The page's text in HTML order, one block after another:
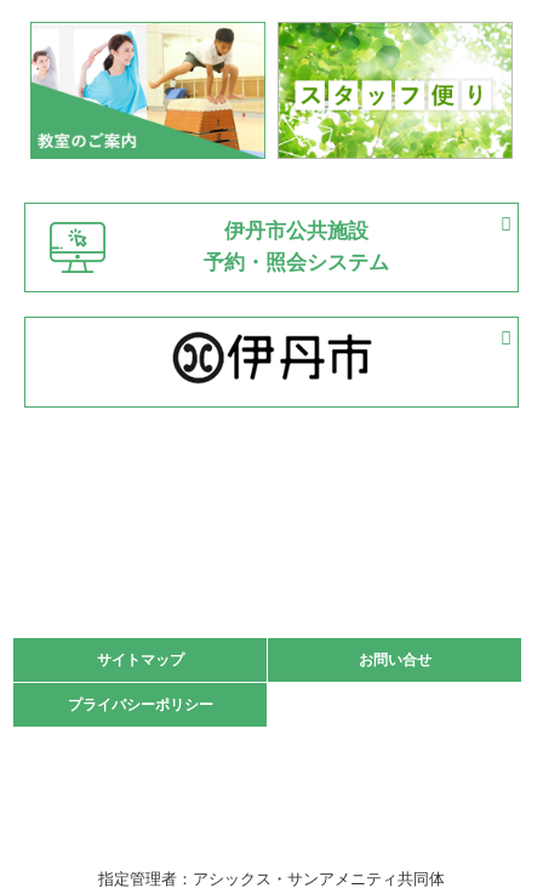
いたっぼーる大会☆彡
緑ケ丘体育館
2022.07.03
市内総合体育大会が開始
緑ケ丘体育館 猪名川運動広場
古池運動広場
2022.06.12
県知事杯争奪バレーボール大会が開催
緑ケ丘体育館
2022.05.05
体育協会長杯 バドミントン競技の部
2022.05.22
緑ケ丘体育館
2021.10.23
卓球選手権大会ラージボールの部開催☆
伊丹市公共施設
予約・照会システム
サイトマップ お問い合せ
プライバシーポリシー
サイトマップ お問い合せ
プライバシーポリシー
指定管理者：アシックス・サンアメニティ共同体